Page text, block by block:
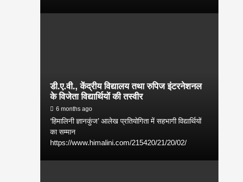
डी.ए.वी., केंद्रीय विद्यालय तथा रुपिज इंटरनेशनल
के विजेता विद्यार्थियों की तस्वीर
6 months ago
‘हिमालिनी ज्ञानकुंज’ आलेख प्रतियोगिता में सहभागी विद्यार्थियों
का सम्मान
https://www.himalini.com/215420/21/20/02/